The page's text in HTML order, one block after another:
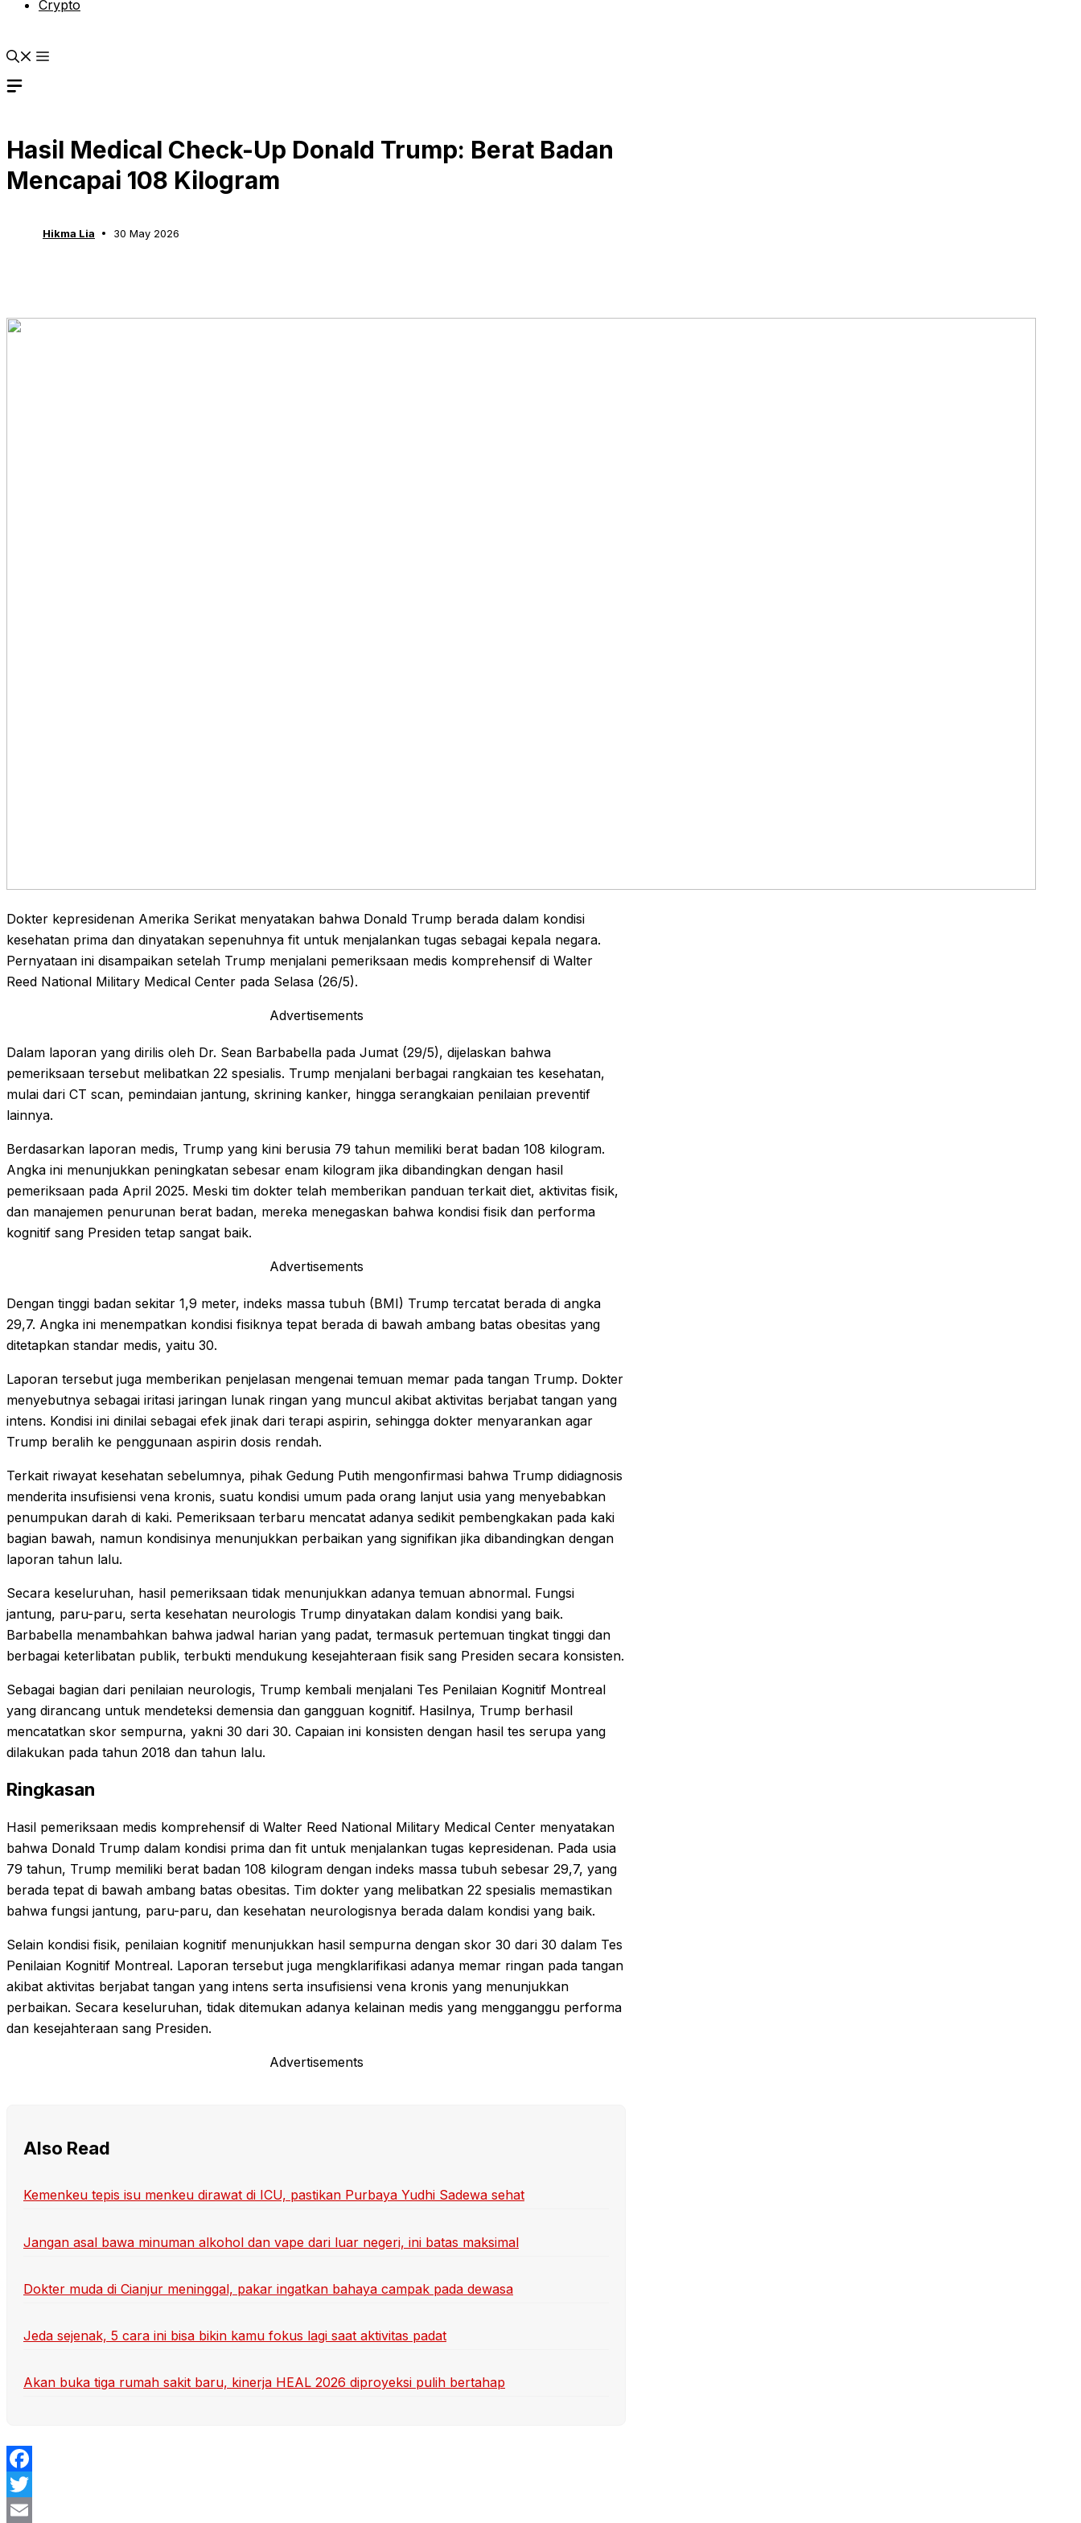
Crypto
Hasil Medical Check-Up Donald Trump: Berat Badan
Mencapai 108 Kilogram
Hikma Lia 30 May 2026
Dokter kepresidenan Amerika Serikat menyatakan bahwa Donald Trump berada dalam kondisi
kesehatan prima dan dinyatakan sepenuhnya fit untuk menjalankan tugas sebagai kepala negara.
Pernyataan ini disampaikan setelah Trump menjalani pemeriksaan medis komprehensif di Walter
Reed National Military Medical Center pada Selasa (26/5).
Advertisements
Dalam laporan yang dirilis oleh Dr. Sean Barbabella pada Jumat (29/5), dijelaskan bahwa
pemeriksaan tersebut melibatkan 22 spesialis. Trump menjalani berbagai rangkaian tes kesehatan,
mulai dari CT scan, pemindaian jantung, skrining kanker, hingga serangkaian penilaian preventif
lainnya.
Berdasarkan laporan medis, Trump yang kini berusia 79 tahun memiliki berat badan 108 kilogram.
Angka ini menunjukkan peningkatan sebesar enam kilogram jika dibandingkan dengan hasil
pemeriksaan pada April 2025. Meski tim dokter telah memberikan panduan terkait diet, aktivitas fisik,
dan manajemen penurunan berat badan, mereka menegaskan bahwa kondisi fisik dan performa
kognitif sang Presiden tetap sangat baik.
Advertisements
Dengan tinggi badan sekitar 1,9 meter, indeks massa tubuh (BMI) Trump tercatat berada di angka
29,7. Angka ini menempatkan kondisi fisiknya tepat berada di bawah ambang batas obesitas yang
ditetapkan standar medis, yaitu 30.
Laporan tersebut juga memberikan penjelasan mengenai temuan memar pada tangan Trump. Dokter
menyebutnya sebagai iritasi jaringan lunak ringan yang muncul akibat aktivitas berjabat tangan yang
intens. Kondisi ini dinilai sebagai efek jinak dari terapi aspirin, sehingga dokter menyarankan agar
Trump beralih ke penggunaan aspirin dosis rendah.
Terkait riwayat kesehatan sebelumnya, pihak Gedung Putih mengonfirmasi bahwa Trump didiagnosis
menderita insufisiensi vena kronis, suatu kondisi umum pada orang lanjut usia yang menyebabkan
penumpukan darah di kaki. Pemeriksaan terbaru mencatat adanya sedikit pembengkakan pada kaki
bagian bawah, namun kondisinya menunjukkan perbaikan yang signifikan jika dibandingkan dengan
laporan tahun lalu.
Secara keseluruhan, hasil pemeriksaan tidak menunjukkan adanya temuan abnormal. Fungsi
jantung, paru-paru, serta kesehatan neurologis Trump dinyatakan dalam kondisi yang baik.
Barbabella menambahkan bahwa jadwal harian yang padat, termasuk pertemuan tingkat tinggi dan
berbagai keterlibatan publik, terbukti mendukung kesejahteraan fisik sang Presiden secara konsisten.
Sebagai bagian dari penilaian neurologis, Trump kembali menjalani Tes Penilaian Kognitif Montreal
yang dirancang untuk mendeteksi demensia dan gangguan kognitif. Hasilnya, Trump berhasil
mencatatkan skor sempurna, yakni 30 dari 30. Capaian ini konsisten dengan hasil tes serupa yang
dilakukan pada tahun 2018 dan tahun lalu.
Ringkasan
Hasil pemeriksaan medis komprehensif di Walter Reed National Military Medical Center menyatakan
bahwa Donald Trump dalam kondisi prima dan fit untuk menjalankan tugas kepresidenan. Pada usia
79 tahun, Trump memiliki berat badan 108 kilogram dengan indeks massa tubuh sebesar 29,7, yang
berada tepat di bawah ambang batas obesitas. Tim dokter yang melibatkan 22 spesialis memastikan
bahwa fungsi jantung, paru-paru, dan kesehatan neurologisnya berada dalam kondisi yang baik.
Selain kondisi fisik, penilaian kognitif menunjukkan hasil sempurna dengan skor 30 dari 30 dalam Tes
Penilaian Kognitif Montreal. Laporan tersebut juga mengklarifikasi adanya memar ringan pada tangan
akibat aktivitas berjabat tangan yang intens serta insufisiensi vena kronis yang menunjukkan
perbaikan. Secara keseluruhan, tidak ditemukan adanya kelainan medis yang mengganggu performa
dan kesejahteraan sang Presiden.
Advertisements
Also Read
Kemenkeu tepis isu menkeu dirawat di ICU, pastikan Purbaya Yudhi Sadewa sehat
Jangan asal bawa minuman alkohol dan vape dari luar negeri, ini batas maksimal
Dokter muda di Cianjur meninggal, pakar ingatkan bahaya campak pada dewasa
Jeda sejenak, 5 cara ini bisa bikin kamu fokus lagi saat aktivitas padat
Akan buka tiga rumah sakit baru, kinerja HEAL 2026 diproyeksi pulih bertahap
Facebook
Twitter